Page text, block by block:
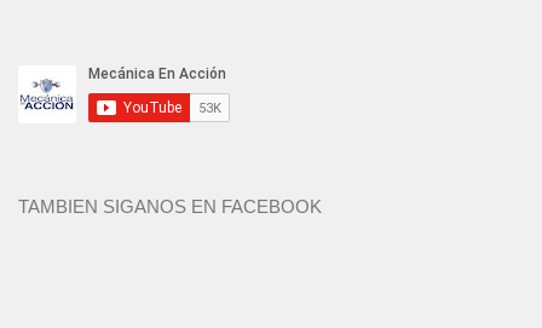
TAMBIEN SIGANOS EN FACEBOOK